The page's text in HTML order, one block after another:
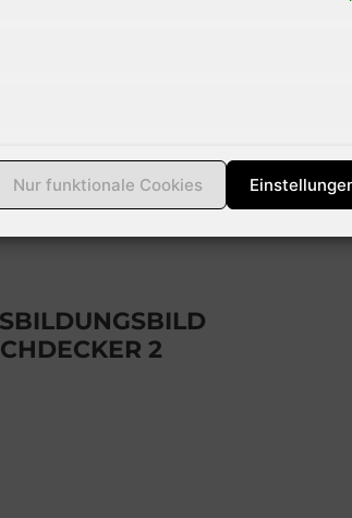
Nur funktionale Cookies
2010
2